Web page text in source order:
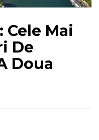
Cele Mai
De
Doua